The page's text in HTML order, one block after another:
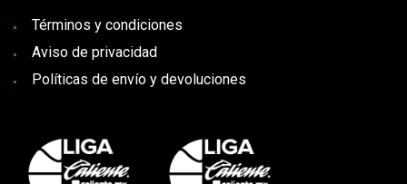
Términos y condiciones
Aviso de privacidad
Políticas de envío y devoluciones